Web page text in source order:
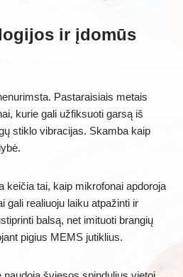
ir įdomūs
Pastaraisiais metais
kurie gali užfiksuoti garsą iš
stiklo vibracijas. Skamba kaip
keičia tai, kaip mikrofonai apdoroja
gali realiuoju laiku atpažinti ir
balsą, net imituoti brangių
pigius MEMS jutiklius.